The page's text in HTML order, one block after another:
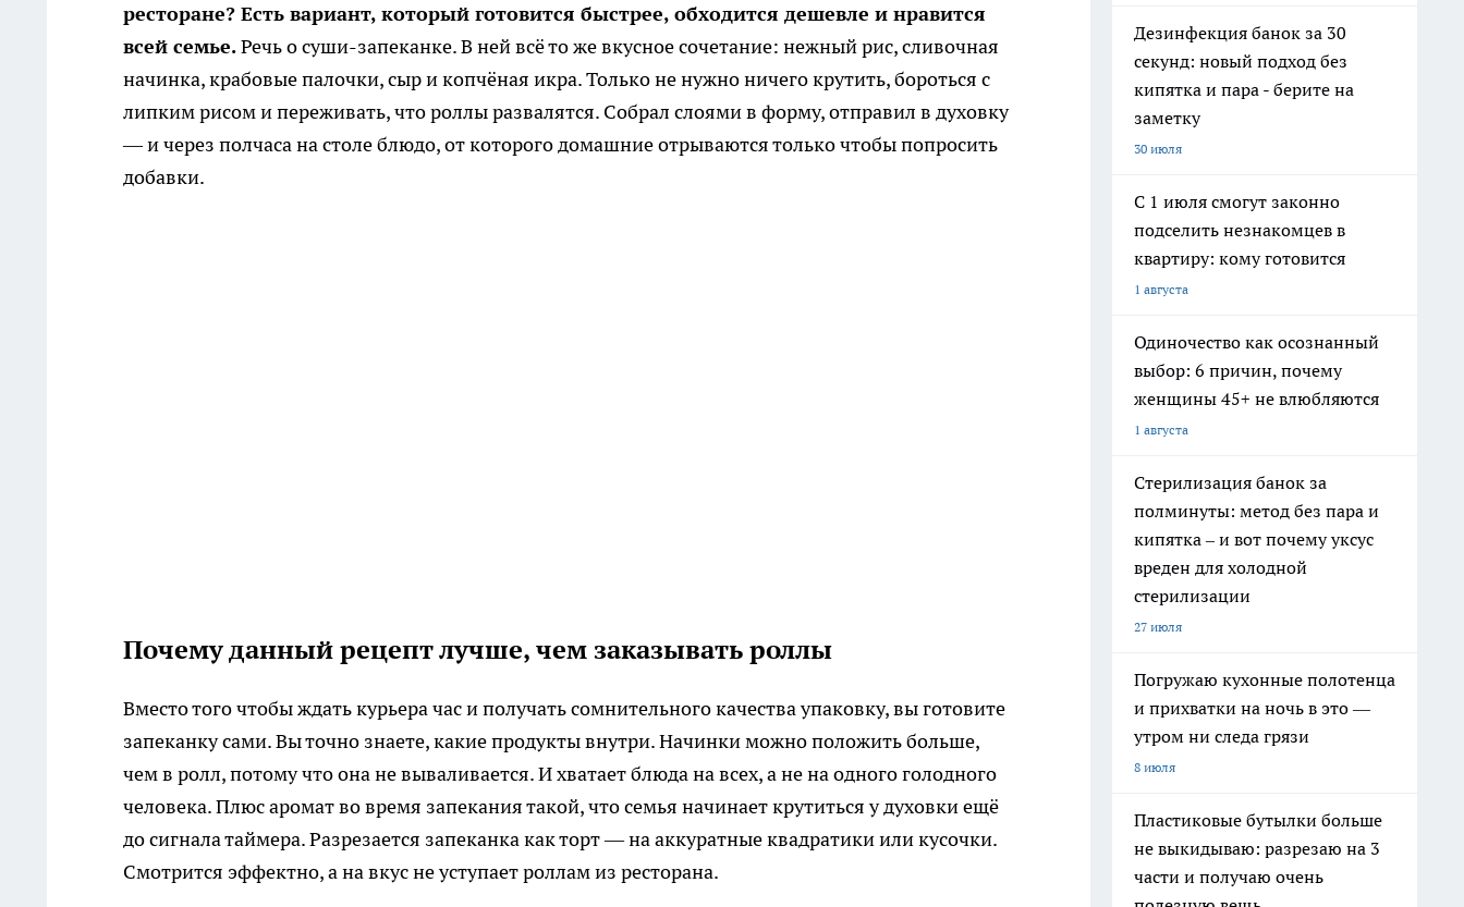
ресторане? Есть вариант, который готовится быстрее, обходится дешевле и нравится
всей семье.Речь о суши-запеканке. В ней всё то же вкусное сочетание: нежный рис, сливочная
начинка, крабовые палочки, сыр и копчёная икра. Только не нужно ничего крутить, бороться с
липким рисом и переживать, что роллы развалятся. Собрал слоями в форму, отправил в духовку
— и через полчаса на столе блюдо, от которого домашние отрываются только чтобы попросить
добавки.
Почему данный рецепт лучше, чем заказывать роллы
Вместо того чтобы ждать курьера час и получать сомнительного качества упаковку, вы готовите
запеканку сами. Вы точно знаете, какие продукты внутри. Начинки можно положить больше,
чем в ролл, потому что она не вываливается. И хватает блюда на всех, а не на одного голодного
человека. Плюс аромат во время запекания такой, что семья начинает крутиться у духовки ещё
до сигнала таймера. Разрезается запеканка как торт — на аккуратные квадратики или кусочки.
Смотрится эффектно, а на вкус не уступает роллам из ресторана.
Дезинфекция банок за 30
секунд: новый подход без
кипятка и пара - берите на
заметку
30 июля
С 1 июля смогут законно
подселить незнакомцев в
квартиру: кому готовится
1 августа
Одиночество как осознанный
выбор: 6 причин, почему
женщины 45+ не влюбляются
1 августа
Стерилизация банок за
полминуты: метод без пара и
кипятка – и вот почему уксус
вреден для холодной
стерилизации
27 июля
Погружаю кухонные полотенца
и прихватки на ночь в это —
утром ни следа грязи
8 июля
Пластиковые бутылки больше
не выкидываю: разрезаю на 3
части и получаю очень